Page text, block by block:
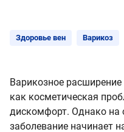
Здоровье вен Варикоз
Варикозное
как косметическая
дискомфорт. Однако на
заболевание начинает